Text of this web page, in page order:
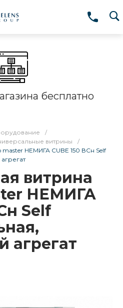
бесплатно
/
витрины
/
НЕМИГА CUBE 150 ВСн Self
витрина
НЕМИГА
Self
агрегат